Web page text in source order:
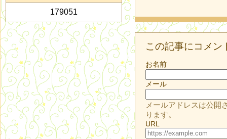
この記事にコメン
お名前
メール
メールアドレスは公開
ります。
URL
179051